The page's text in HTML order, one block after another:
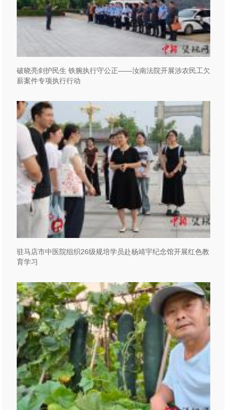
破晓亮剑护民生 铁腕执行守公正——汝南法院开展涉农民工欠
薪案件专项执行行动
驻马店市中医院组织26级规培学员赴杨靖宇纪念馆开展红色教
育学习